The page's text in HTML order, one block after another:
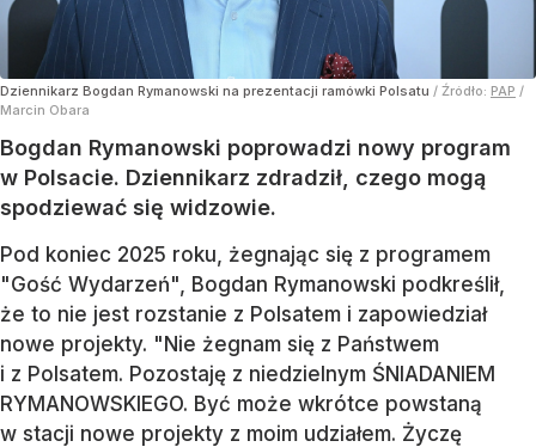
Dziennikarz Bogdan Rymanowski na prezentacji ramówki Polsatu / Źródło: PAP /
Marcin Obara
Bogdan Rymanowski poprowadzi nowy program
w Polsacie. Dziennikarz zdradził, czego mogą
spodziewać się widzowie.
Pod koniec 2025 roku, żegnając się z programem
"Gość Wydarzeń", Bogdan Rymanowski podkreślił,
że to nie jest rozstanie z Polsatem i zapowiedział
nowe projekty. "Nie żegnam się z Państwem
i z Polsatem. Pozostaję z niedzielnym ŚNIADANIEM
RYMANOWSKIEGO. Być może wkrótce powstaną
w stacji nowe projekty z moim udziałem. Życzę